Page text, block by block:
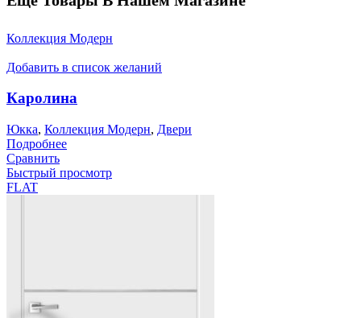
Коллекция Модерн
Добавить в список желаний
Каролина
Юкка, Коллекция Модерн, Двери
Подробнее
Сравнить
Быстрый просмотр
FLAT